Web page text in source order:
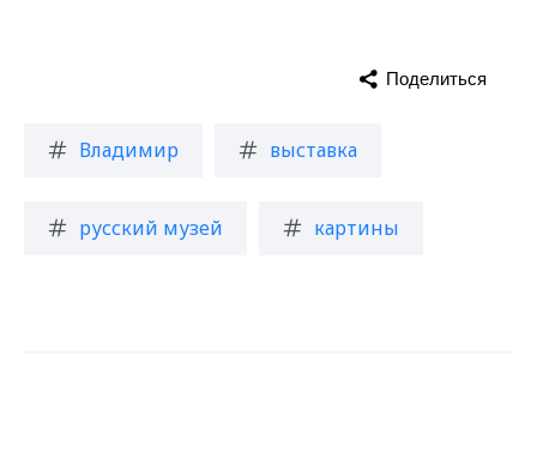
Владимир выставка
русский музей картины
Поделиться